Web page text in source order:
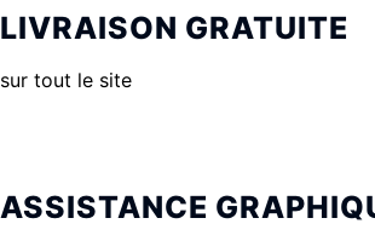
LIVRAISON GRATUITE
sur tout le site
ASSISTANCE